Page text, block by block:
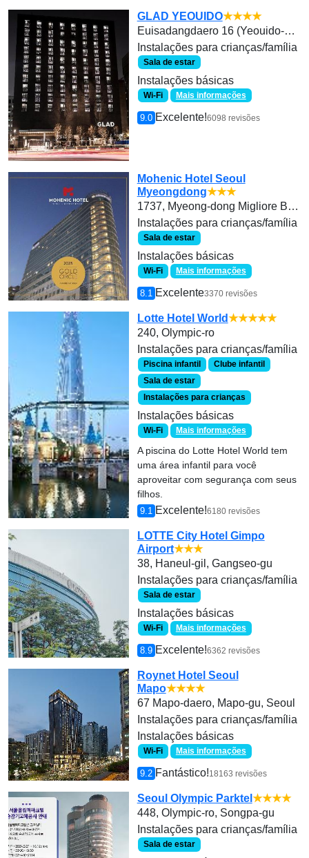
GLAD YEOUIDO★★★★
Euisadangdaero 16 (Yeouido-dong 17-7)
Instalações para crianças/família
Sala de estar
Instalações básicas
Wi-Fi Mais informações
9.0 Excelente!6098 revisões
Mohenic Hotel Seoul
Myeongdong★★★
1737, Myeong-dong Migliore Building, 115 Toegye-ro, Jung-gu, Seoul (Front Desk)
Instalações para crianças/família
Sala de estar
Instalações básicas
Wi-Fi Mais informações
8.1 Excelente3370 revisões
Lotte Hotel World★★★★★
240, Olympic-ro
Instalações para crianças/família
Piscina infantil
Clube infantil
Sala de estar
Instalações para crianças
Instalações básicas
Wi-Fi Mais informações
A piscina do Lotte Hotel World tem
uma área infantil para você
aproveitar com segurança com seus
filhos.
9.1 Excelente!6180 revisões
LOTTE City Hotel Gimpo
Airport★★★
38, Haneul-gil, Gangseo-gu
Instalações para crianças/família
Sala de estar
Instalações básicas
Wi-Fi Mais informações
8.9 Excelente!6362 revisões
Roynet Hotel Seoul
Mapo★★★★
67 Mapo-daero, Mapo-gu, Seoul
Instalações para crianças/família
Instalações básicas
Wi-Fi Mais informações
9.2 Fantástico!18163 revisões
Seoul Olympic Parktel ★★★★
448, Olympic-ro, Songpa-gu
Instalações para crianças/família
Sala de estar